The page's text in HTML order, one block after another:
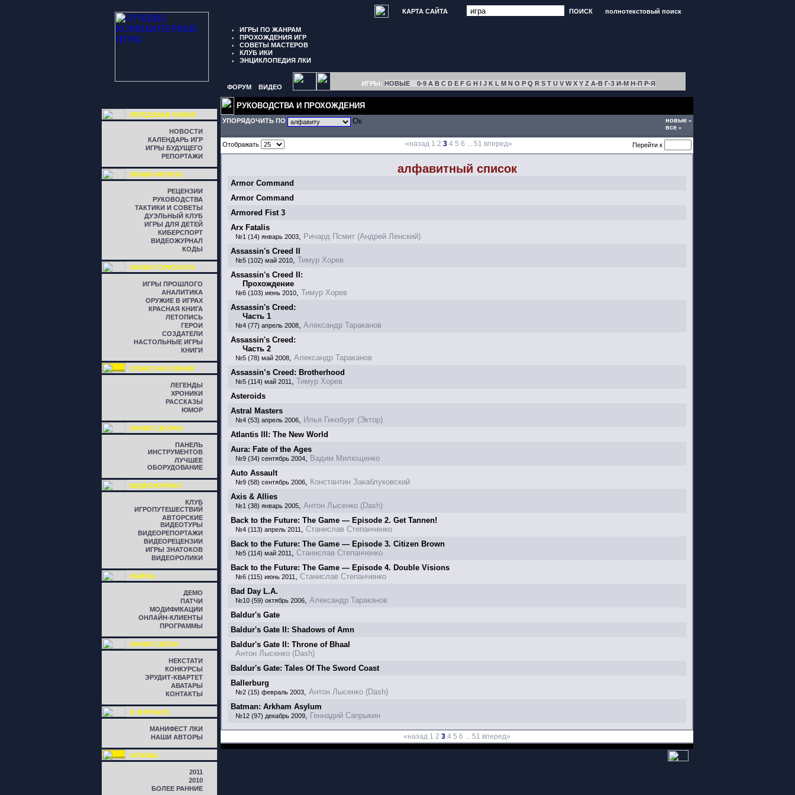
КАРТА САЙТА ПОИСК полнотекстовый поиск
ИГРЫ ПО ЖАНРАМ
ПРОХОЖДЕНИЯ ИГР
СОВЕТЫ МАСТЕРОВ
КЛУБ ИКИ
ЭНЦИКЛОПЕДИЯ ЛКИ
ФОРУМ ВИДЕО ИГРЫ: НОВЫЕ 0-9 A B C D E F G H I J K L M N O P Q R S T U V W X Y Z А-В Г-З И-М Н-П Р-Я
ПЕРЕДОВАЯ ЛИНИЯ
НОВОСТИ
КАЛЕНДАРЬ ИГР
ИГРЫ БУДУЩЕГО
РЕПОРТАЖИ
ЛИНИЯ ФРОНТА
РЕЦЕНЗИИ
РУКОВОДСТВА
ТАКТИКИ И СОВЕТЫ
ДУЭЛЬНЫЙ КЛУБ
ИГРЫ ДЛЯ ДЕТЕЙ
КИБЕРСПОРТ
ВИДЕОЖУРНАЛ
КОДЫ
ЛИНИЯ ГОРИЗОНТА
ИГРЫ ПРОШЛОГО
АНАЛИТИКА
ОРУЖИЕ В ИГРАХ
КРАСНАЯ КНИГА
ЛЕТОПИСЬ
ГЕРОИ
СОЗДАТЕЛИ
НАСТОЛЬНЫЕ ИГРЫ
КНИГИ
СЮЖЕТНАЯ ЛИНИЯ
ЛЕГЕНДЫ
ХРОНИКИ
РАССКАЗЫ
ЮМОР
ЛИНИЯ СБОРКИ
ПАНЕЛЬ
ИНСТРУМЕНТОВ
ЛУЧШЕЕ
ОБОРУДОВАНИЕ
ВИДЕОЖУРНАЛ
КЛУБ
ИГРОПУТЕШЕСТВИЙ
АВТОРСКИЕ
ВИДЕОТУРЫ
ВИДЕОРЕПОРТАЖИ
ВИДЕОРЕЦЕНЗИИ
ИГРЫ ЗНАТОКОВ
ВИДЕОРОЛИКИ
ФАЙЛЫ
ДЕМО
ПАТЧИ
МОДИФИКАЦИИ
ОНЛАЙН-КЛИЕНТЫ
ПРОГРАММЫ
ЛИНИЯ СВЯЗИ
НЕКСТАТИ
КОНКУРСЫ
ЭРУДИТ-КВАРТЕТ
АВАТАРЫ
КОНТАКТЫ
О ЖУРНАЛЕ
МАНИФЕСТ ЛКИ
НАШИ АВТОРЫ
АРХИВЫ
2011
2010
БОЛЕЕ РАННИЕ
РУКОВОДСТВА И ПРОХОЖДЕНИЯ
новые »
все »
УПОРЯДОЧИТЬ ПО
Отображать Перейти к
«назад 1 2 3 4 5 6 ... 51 вперед»
алфавитный список
Armor Command
Armor Command
Armored Fist 3
Arx Fatalis
№1 (14) январь 2003, Ричард Псмит (Андрей Ленский)
Assassin's Creed II
№5 (102) май 2010, Тимур Хорев
Assassin's Creed II :
Прохождение
№6 (103) июнь 2010, Тимур Хорев
Assassin's Creed :
Часть 1
№4 (77) апрель 2008, Александр Тараканов
Assassin's Creed :
Часть 2
№5 (78) май 2008, Александр Тараканов
Assassin’s Creed: Brotherhood
№5 (114) май 2011 , Тимур Хорев
Asteroids
Astral Masters
№4 (53) апрель 2006, Илья Гинзбург (Эктор)
Atlantis III: The New World
Aura: Fate of the Ages
№9 (34) сентябрь 2004, Вадим Милющенко
Auto Assault
№9 (58) сентябрь 2006, Константин Закаблуковский
Axis & Allies
№1 (38) январь 2005, Антон Лысенко (Dash)
Back to the Future: The Game — Episode 2. Get Tannen!
№4 (113) апрель 2011 , Станислав Степанченко
Back to the Future: The Game — Episode 3. Citizen Brown
№5 (114) май 2011 , Станислав Степанченко
Back to the Future: The Game — Episode 4. Double Visions
№6 (115) июнь 2011 , Станислав Степанченко
Bad Day L.A.
№10 (59) октябрь 2006, Александр Тараканов
Baldur's Gate
Baldur's Gate II: Shadows of Amn
Baldur's Gate II: Throne of Bhaal
Антон Лысенко (Dash)
Baldur's Gate: Tales Of The Sword Coast
Ballerburg
№2 (15) февраль 2003, Антон Лысенко (Dash)
Batman: Arkham Asylum
№12 (97) декабрь 2009, Геннадий Сапрыкин
«назад 1 2 3 4 5 6 ... 51 вперед»